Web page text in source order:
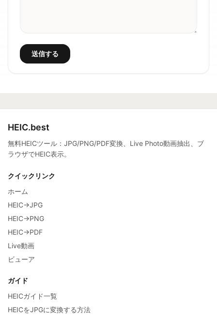
送信する
HEIC.best
無料HEICツール：JPG/PNG/PDF変換、Live Photo動画抽出、ブ
ラウザでHEIC表示。
クイックリンク
ホーム
HEIC→JPG
HEIC→PNG
HEIC→PDF
Live動画
ビューア
ガイド
HEICガイド一覧
HEICをJPGに変換する方法